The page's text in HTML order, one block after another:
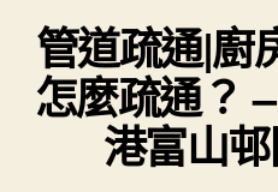
管道疏通|廚
怎麼疏通？
港富山